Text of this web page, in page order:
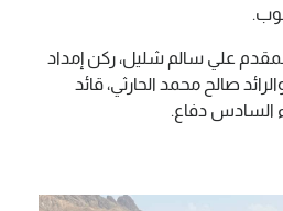
علي سالم شليل، ركن إمداد
صالح محمد الحارثي، قائد
السادس دفاع.